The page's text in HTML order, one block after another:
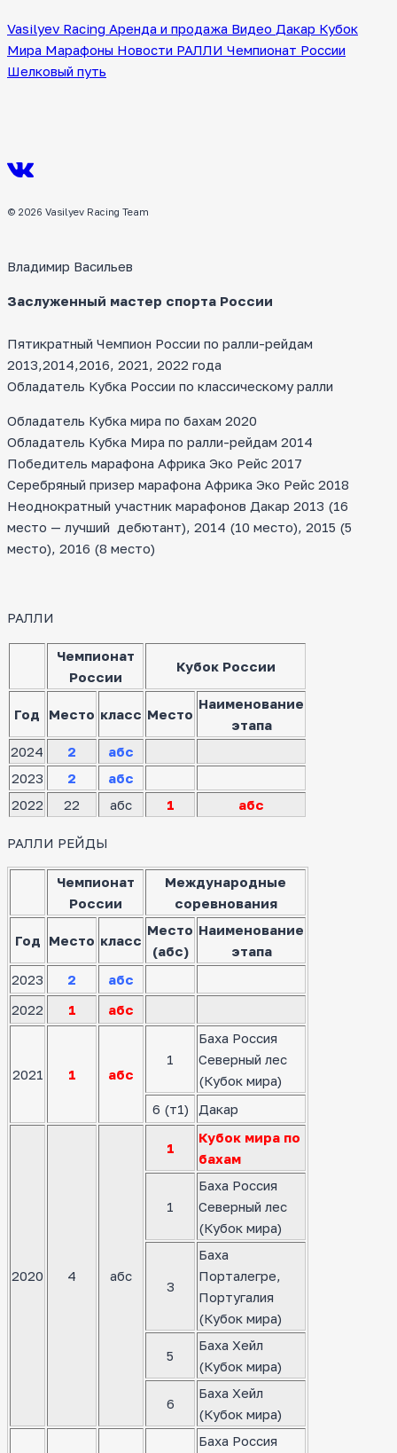
Vasilyev Racing Аренда и продажа Видео Дакар Кубок
Мира Марафоны Новости РАЛЛИ Чемпионат России
Шелковый путь
© 2026 Vasilyev Racing Team
Владимир Васильев
Заслуженный мастер спорта России
Пятикратный Чемпион России по ралли-рейдам
2013,2014,2016, 2021, 2022 года
Обладатель Кубка России по классическому ралли
Обладатель Кубка мира по бахам 2020
Обладатель Кубка Мира по ралли-рейдам 2014
Победитель марафона Африка Эко Рейс 2017
Серебряный призер марафона Африка Эко Рейс 2018
Неоднократный участник марафонов Дакар 2013 (16
место — лучший дебютант), 2014 (10 место), 2015 (5
место), 2016 (8 место)
РАЛЛИ
Чемпионат
России
Кубок России
Год Место класс Место
Наименование
этапа
2024
2
абс
2023
2
абс
2022
22 абс 1 абс
РАЛЛИ РЕЙДЫ
Чемпионат
России
Международные
соревнования
Год Место класс
Место
(абс)
Наименование
этапа
2023
2
абс
2022
1 абс
2021 1 абс
1
Баха Россия
Северный лес
(Кубок мира)
6 (т1)
Дакар
2020 4 абс
1
Кубок мира по
бахам
1
Баха Россия
Северный лес
(Кубок мира)
3
Баха
Порталегре,
Португалия
(Кубок мира)
5
Баха Хейл
(Кубок мира)
6
Баха Хейл
(Кубок мира)
Баха Россия